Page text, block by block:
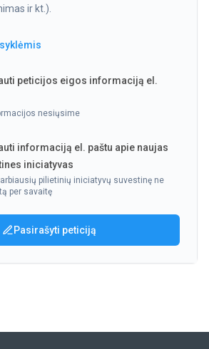
ir kt.).
peticijos eigos informaciją el.
nesiųsime
informaciją el. paštu apie naujas
iniciatyvas
pilietinių iniciatyvų suvestinę ne
per savaitę
Pasirašyti peticiją